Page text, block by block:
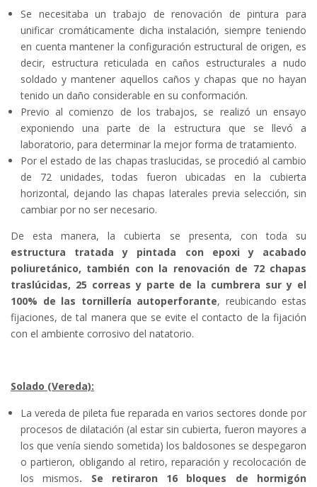
Se necesitaba un trabajo de renovación de pintura para
unificar cromáticamente dicha instalación, siempre teniendo
en cuenta mantener la configuración estructural de origen, es
decir, estructura reticulada en caños estructurales a nudo
soldado y mantener aquellos caños y chapas que no hayan
tenido un daño considerable en su conformación.
Previo al comienzo de los trabajos, se realizó un ensayo
exponiendo una parte de la estructura que se llevó a
laboratorio, para determinar la mejor forma de tratamiento.
Por el estado de las chapas traslucidas, se procedió al cambio
de 72 unidades, todas fueron ubicadas en la cubierta
horizontal, dejando las chapas laterales previa selección, sin
cambiar por no ser necesario.
De esta manera, la cubierta se presenta, con toda su
estructura tratada y pintada con epoxi y acabado
poliuretánico, también con la renovación de 72 chapas
traslúcidas, 25 correas y parte de la cumbrera sur y el
100% de las tornillería autoperforante, reubicando estas
fijaciones, de tal manera que se evite el contacto de la fijación
con el ambiente corrosivo del natatorio.
Solado (Vereda):
La vereda de pileta fue reparada en varios sectores donde por
procesos de dilatación (al estar sin cubierta, fueron mayores a
los que venía siendo sometida) los baldosones se despegaron
o partieron, obligando al retiro, reparación y recolocación de
los mismos. Se retiraron 16 bloques de hormigón